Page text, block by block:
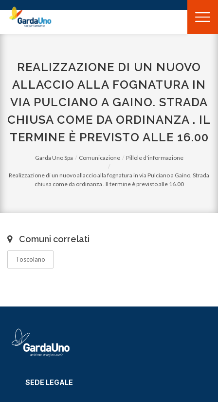
Gardauno
Spa
REALIZZAZIONE DI UN NUOVO
ALLACCIO ALLA FOGNATURA IN
VIA PULCIANO A GAINO. STRADA
CHIUSA COME DA ORDINANZA . IL
TERMINE È PREVISTO ALLE 16.00
Garda Uno Spa Comunicazione Pillole d'informazione
Realizzazione di un nuovo allaccio alla fognatura in via Pulciano a Gaino. Strada
chiusa come da ordinanza . Il termine è previsto alle 16.00
Comuni correlati
Toscolano
SEDE LEGALE